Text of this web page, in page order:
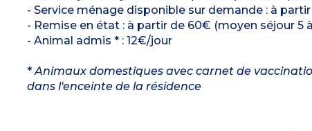
- Service ménage disponible sur demande : à
- Remise en état : à partir de 60€ (moyen séjour 5
- Animal admis * : 12€/jour
*Animaux domestiques avec carnet de
dans l'enceinte de la résidence